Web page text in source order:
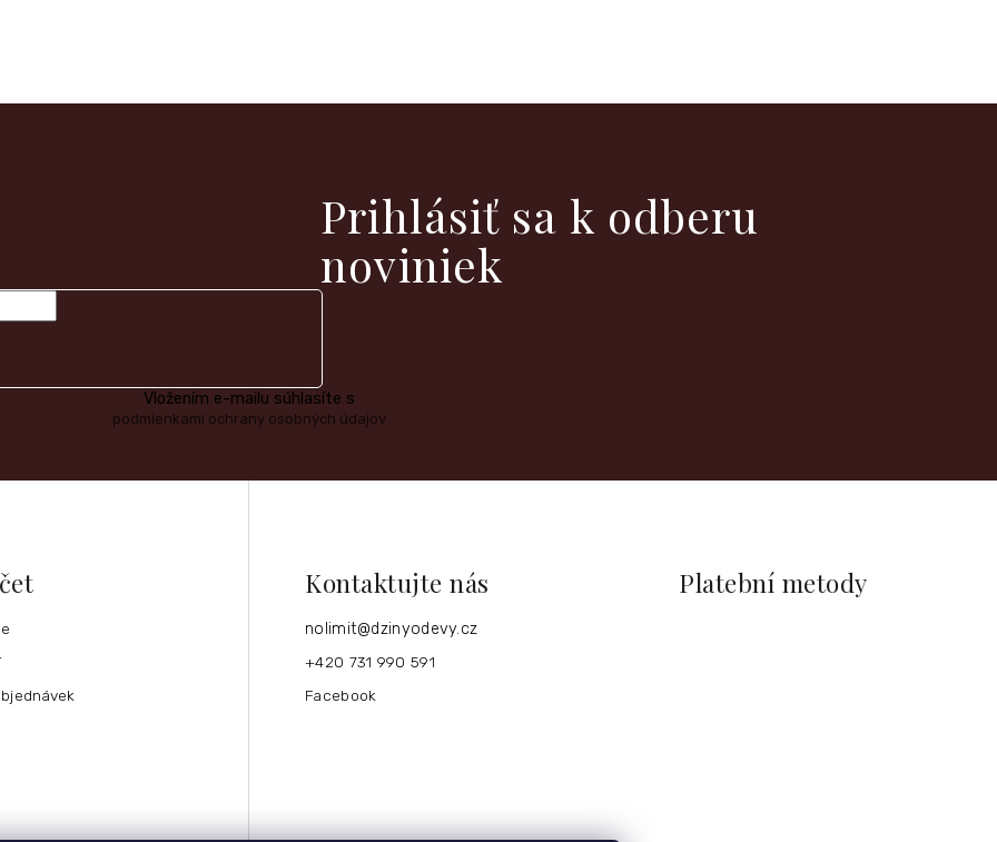
Prihlásiť sa k odberu
noviniek
Vložením e-mailu súhlasíte s
podmienkami ochrany osobných údajov
Kontaktujte nás
nolimit@dzinyodevy.cz
+420 731 990 591
Facebook
Platební metody